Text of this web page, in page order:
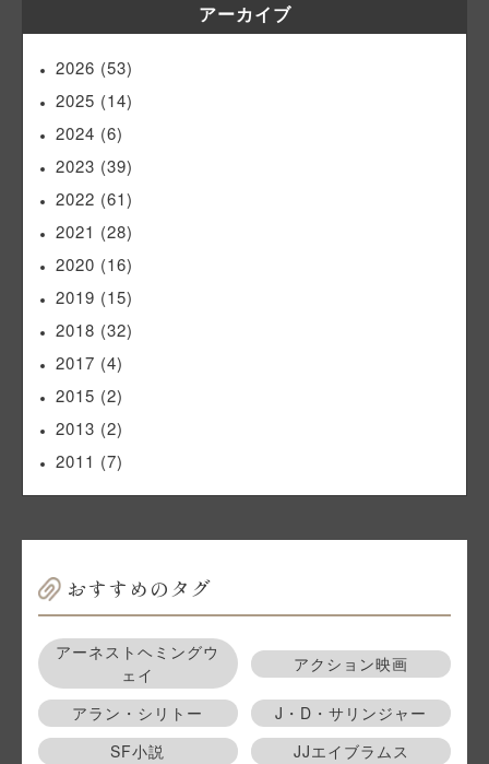
アーカイブ
2026 (53)
2025 (14)
2024 (6)
2023 (39)
2022 (61)
2021 (28)
2020 (16)
2019 (15)
2018 (32)
2017 (4)
2015 (2)
2013 (2)
2011 (7)
おすすめのタグ
アーネストヘミングウ
ェイ
アクション映画
アラン・シリトー
J・D・サリンジャー
SF小説
JJエイブラムス